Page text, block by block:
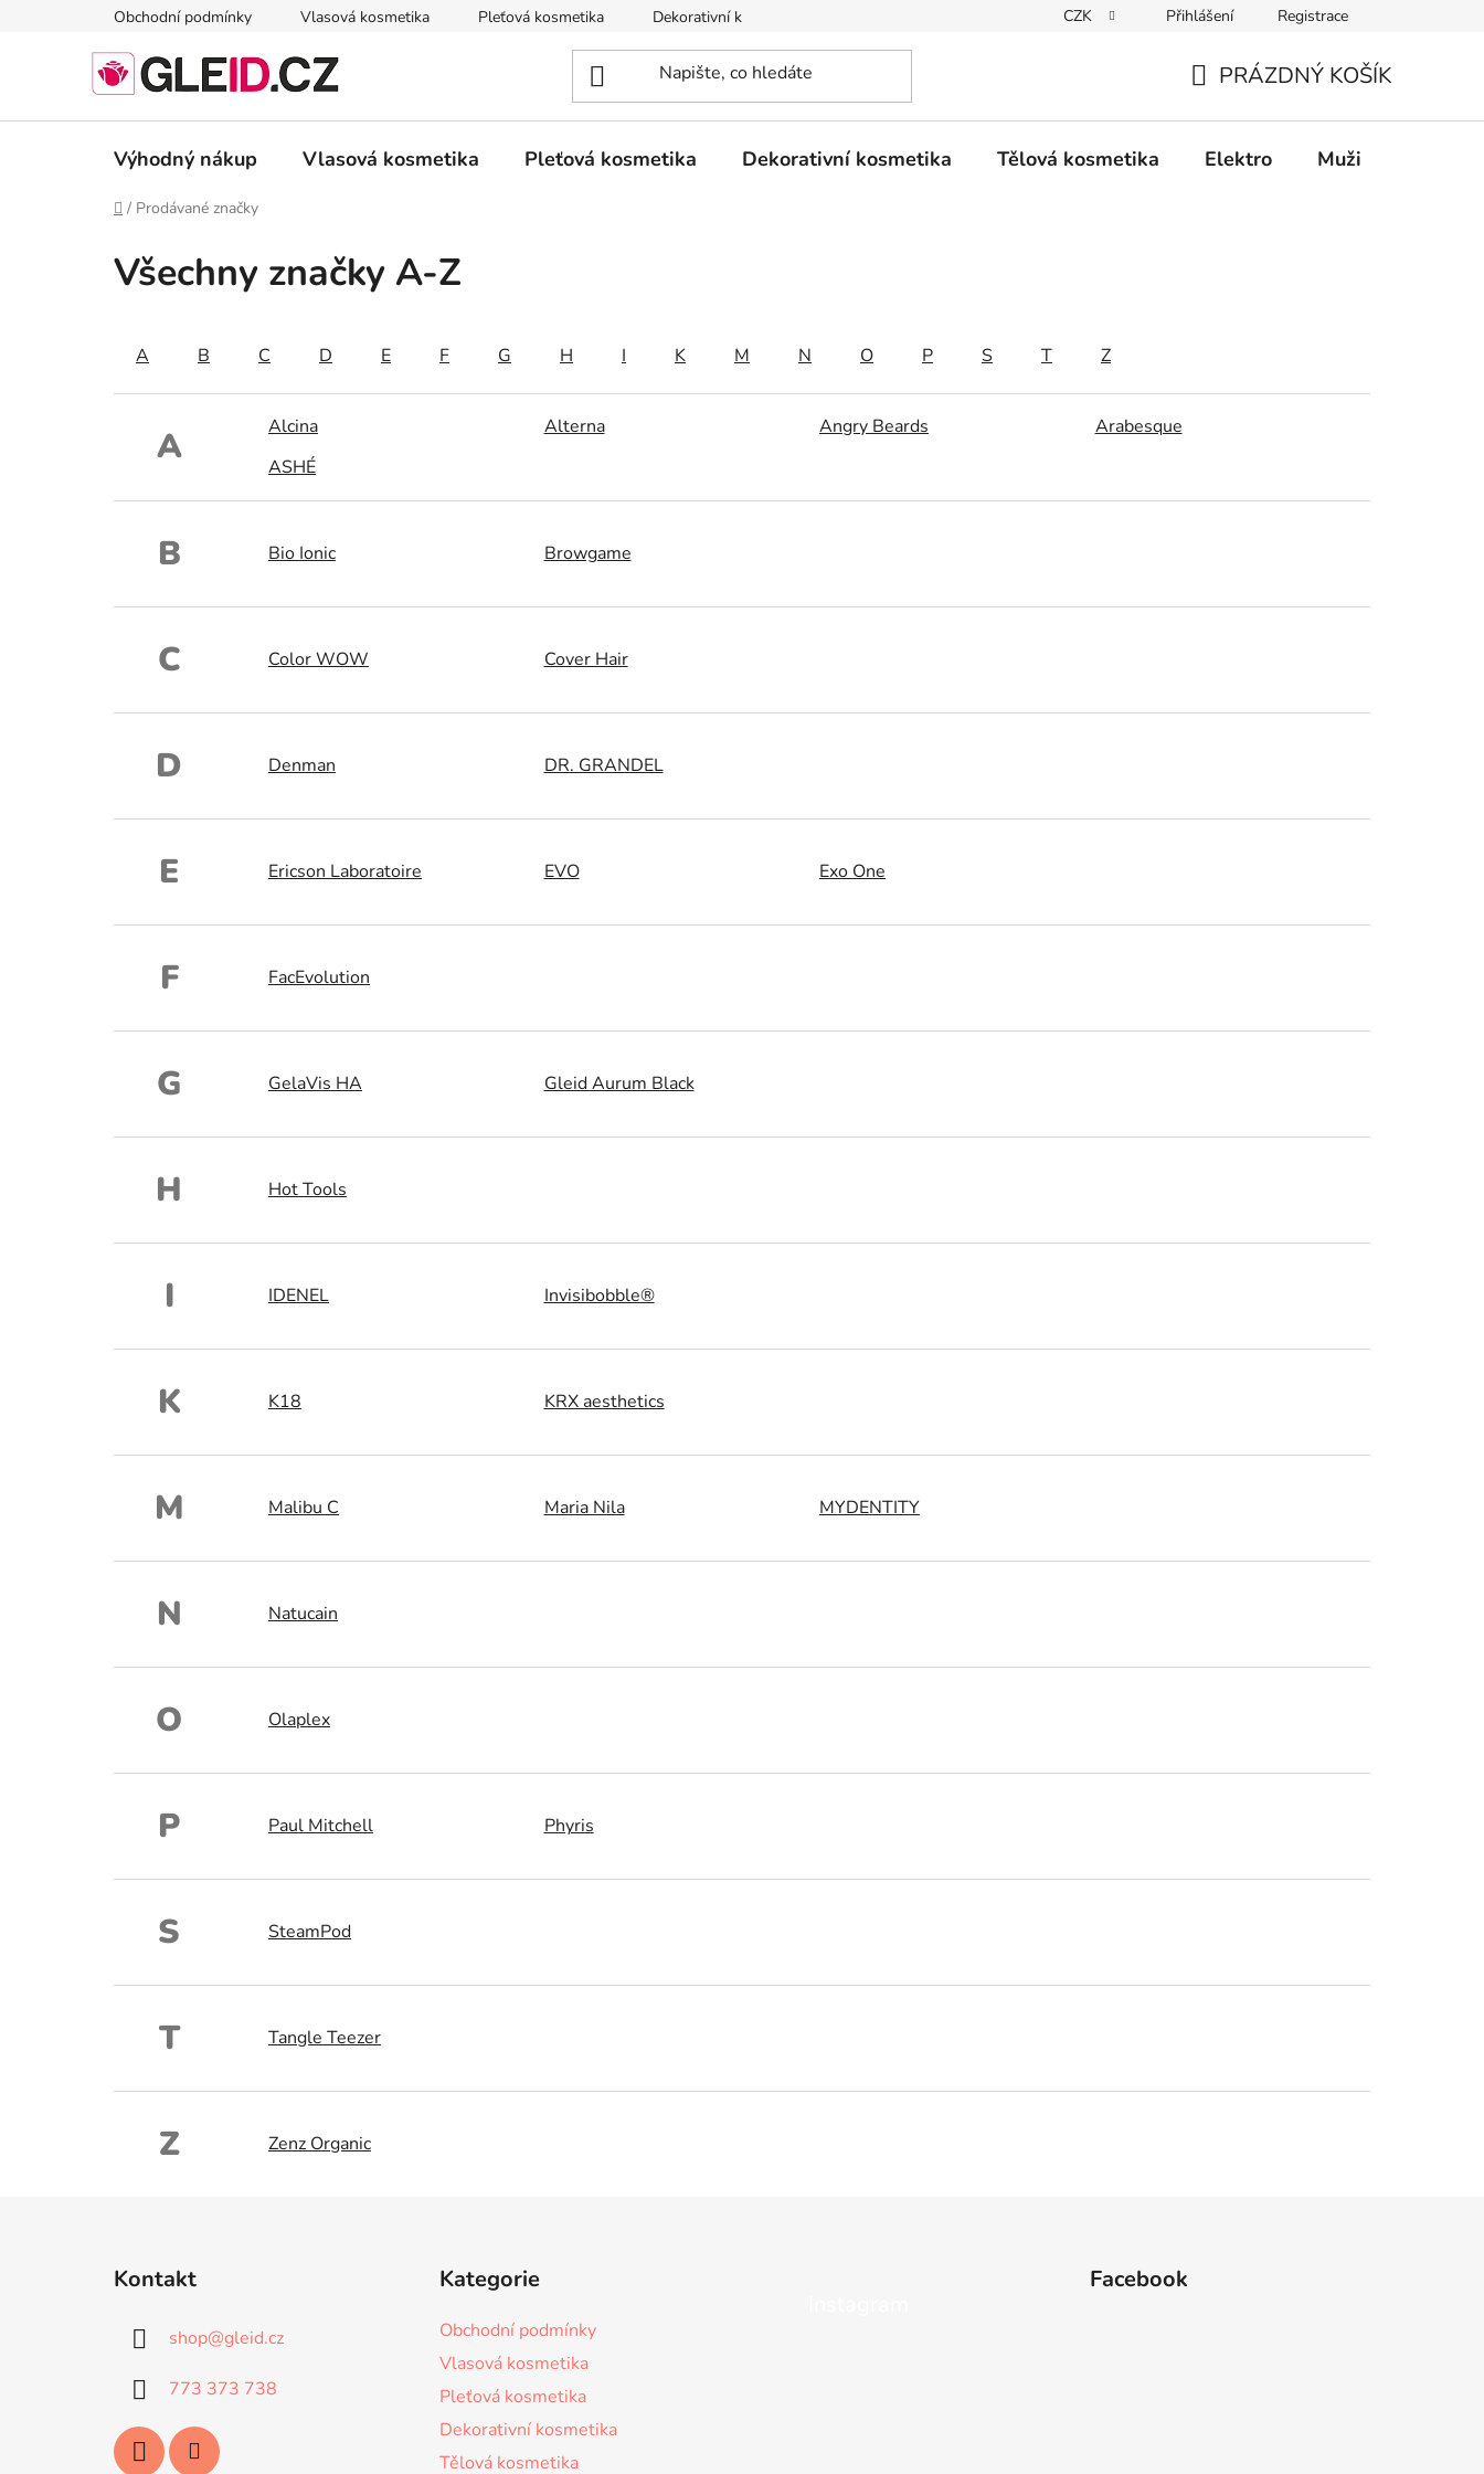
Obchodní podmínky Vlasová kosmetika Pleťová kosmetika Dekorativní kosmetika Elektro Děti Výhodný nákup
CZK Přihlášení Registrace
KOŠÍK
PRÁZDNÝ KOŠÍK
Výhodný nákup Vlasová kosmetika Pleťová kosmetika Dekorativní kosmetika Tělová kosmetika Elektro Muži
Domů
/ Prodávané značky
Všechny značky A-Z
A B C D E F G H I K M N O P S T Z
A Alcina Alterna Angry Beards
Arabesque
ASHÉ
B Bio Ionic Browgame
C Color WOW Cover Hair
D Denman DR. GRANDEL
E Ericson Laboratoire EVO Exo One
F FacEvolution
G GelaVis HA Gleid Aurum Black
H Hot Tools
I IDENEL Invisibobble®
K K18 KRX aesthetics
M Malibu C Maria Nila MYDENTITY
N Natucain
O Olaplex
P Paul Mitchell Phyris
S SteamPod
T Tangle Teezer
Z Zenz Organic
Kontakt
shop@gleid.cz
773 373 738
Kategorie
Obchodní podmínky
Vlasová kosmetika
Pleťová kosmetika
Dekorativní kosmetika
Tělová kosmetika
Facebook